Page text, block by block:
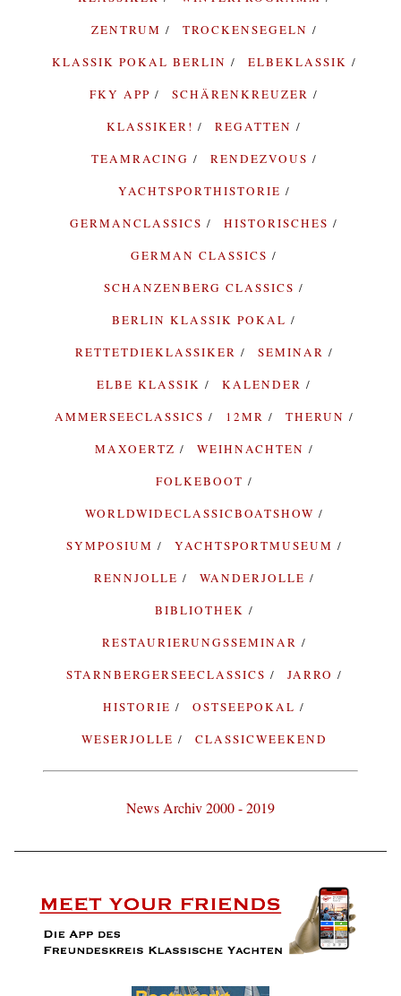
ZENTRUM
TROCKENSEGELN
KLASSIK POKAL BERLIN
ELBEKLASSIK
FKY APP
SCHÄRENKREUZER
KLASSIKER!
REGATTEN
TEAMRACING
RENDEZVOUS
YACHTSPORTHISTORIE
GERMANCLASSICS
HISTORISCHES
GERMAN CLASSICS
SCHANZENBERG CLASSICS
BERLIN KLASSIK POKAL
RETTETDIEKLASSIKER
SEMINAR
ELBE KLASSIK
KALENDER
AMMERSEECLASSICS
12MR
THERUN
MAXOERTZ
WEIHNACHTEN
FOLKEBOOT
WORLDWIDECLASSICBOATSHOW
SYMPOSIUM
YACHTSPORTMUSEUM
RENNJOLLE
WANDERJOLLE
BIBLIOTHEK
RESTAURIERUNGSSEMINAR
STARNBERGERSEECLASSICS
JARRO
HISTORIE
OSTSEEPOKAL
WESERJOLLE
CLASSICWEEKEND
News Archiv 2000 - 2019